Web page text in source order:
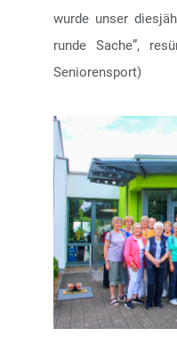
wurde unser
runde Sache”,
Seniorensport)